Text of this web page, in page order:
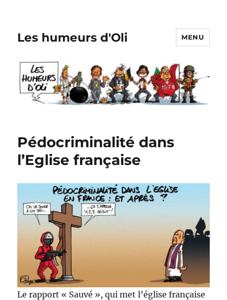
Les humeurs d'Oli MENU
Pédocriminalité dans
l’Eglise française
Le rapport « Sauvé », qui met l’église française